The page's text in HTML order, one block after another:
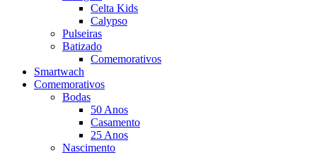
Celta Kids
Calypso
Pulseiras
Batizado
Comemorativos
Smartwach
Comemorativos
Bodas
50 Anos
Casamento
25 Anos
Nascimento